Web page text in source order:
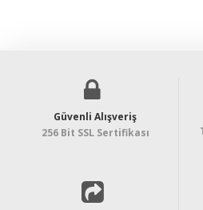
Güvenli Alışveriş
256 Bit SSL Sertifikası